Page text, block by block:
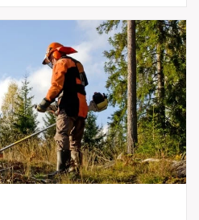
vänta dig av de olika